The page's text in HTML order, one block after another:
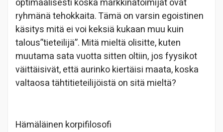
optimaalisesti koska markkinatoimijat ovat
ryhmänä tehokkaita. Tämä on varsin egoistinen
käsitys mitä ei voi keksiä kukaan muu kuin
talous”tieteilijä”. Mitä mieltä olisitte, kuten
muutama sata vuotta sitten oltiin, jos fyysikot
väittäisivät, että aurinko kiertäisi maata, koska
valtaosa tähtitieteilijöistä on sitä mieltä?
Hämäläinen korpifilosofi